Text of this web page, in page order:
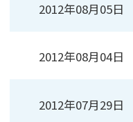
2012年08月05日
2012年08月04日
2012年07月29日